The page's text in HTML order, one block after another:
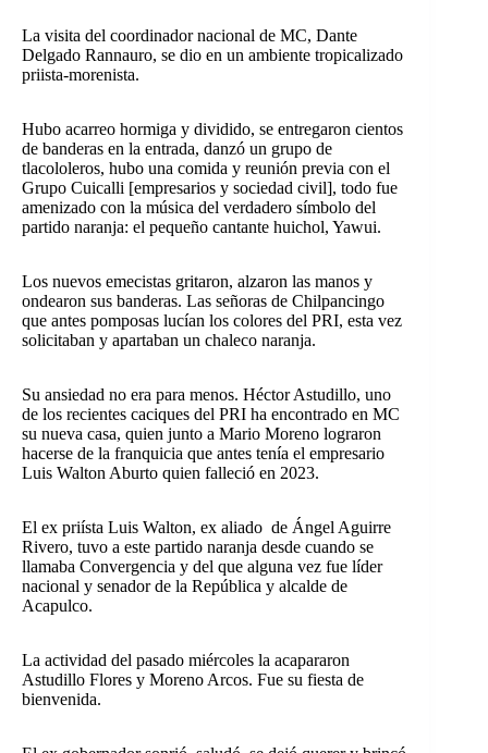
La visita del coordinador nacional de MC, Dante
Delgado Rannauro, se dio en un ambiente tropicalizado
priista-morenista.
Hubo acarreo hormiga y dividido, se entregaron cientos
de banderas en la entrada, danzó un grupo de
tlacololeros, hubo una comida y reunión previa con el
Grupo Cuicalli [empresarios y sociedad civil], todo fue
amenizado con la música del verdadero símbolo del
partido naranja: el pequeño cantante huichol, Yawui.
Los nuevos emecistas gritaron, alzaron las manos y
ondearon sus banderas. Las señoras de Chilpancingo
que antes pomposas lucían los colores del PRI, esta vez
solicitaban y apartaban un chaleco naranja.
Su ansiedad no era para menos. Héctor Astudillo, uno
de los recientes caciques del PRI ha encontrado en MC
su nueva casa, quien junto a Mario Moreno lograron
hacerse de la franquicia que antes tenía el empresario
Luis Walton Aburto quien falleció en 2023.
El ex priísta Luis Walton, ex aliado de Ángel Aguirre
Rivero, tuvo a este partido naranja desde cuando se
llamaba Convergencia y del que alguna vez fue líder
nacional y senador de la República y alcalde de
Acapulco.
La actividad del pasado miércoles la acapararon
Astudillo Flores y Moreno Arcos. Fue su fiesta de
bienvenida.